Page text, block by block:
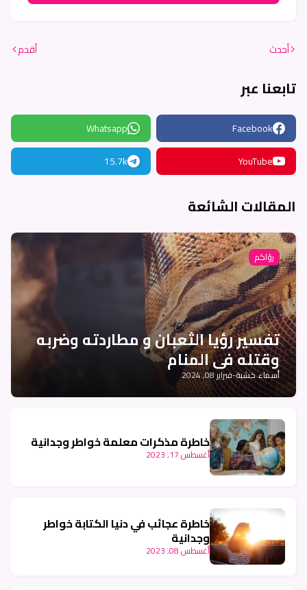
أحدث أقدم
تابعنا عبر
Facebook
Whatsapp
YouTube
15.7k
المقالات الشائعة
رؤاكم
تفسير رؤيا الثعبان و مطاردته وضربه
وقتله في المنام
أسماء خشبة-فبراير 08, 2024
خاطرة مذكرات معلمة خواطر وجدانية
أغسطس 17, 2023
خاطرة عجائب في دنيا الكتابة خواطر
وجدانية
أغسطس 08, 2023